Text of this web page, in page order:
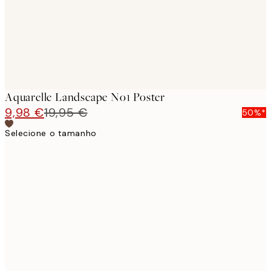
Aquarelle Landscape No1 Poster
9,98 €19,95 €
50%*
Selecione o tamanho